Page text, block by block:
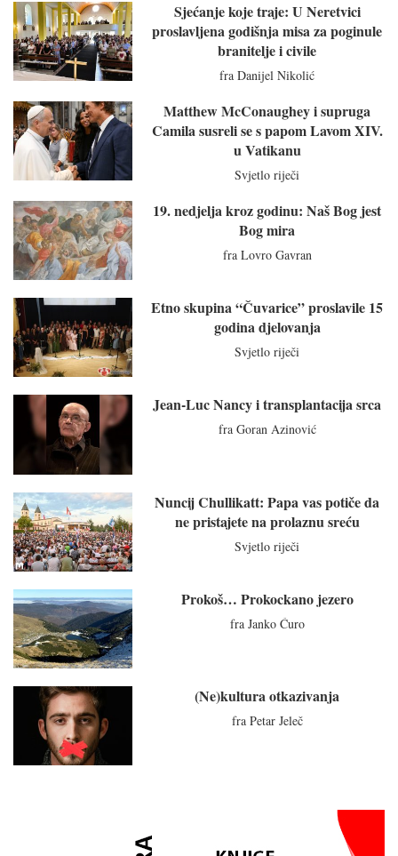
Sjećanje koje traje: U Neretvici
proslavljena godišnja misa za poginule
branitelje i civile
fra Danijel Nikolić
Matthew McConaughey i supruga
Camila susreli se s papom Lavom XIV.
u Vatikanu
Svjetlo riječi
19. nedjelja kroz godinu: Naš Bog jest
Bog mira
fra Lovro Gavran
Etno skupina “Čuvarice” proslavile 15
godina djelovanja
Svjetlo riječi
Jean-Luc Nancy i transplantacija srca
fra Goran Azinović
Nuncij Chullikatt: Papa vas potiče da
ne pristajete na prolaznu sreću
Svjetlo riječi
Prokoš… Prokockano jezero
fra Janko Ćuro
(Ne)kultura otkazivanja
fra Petar Jeleč